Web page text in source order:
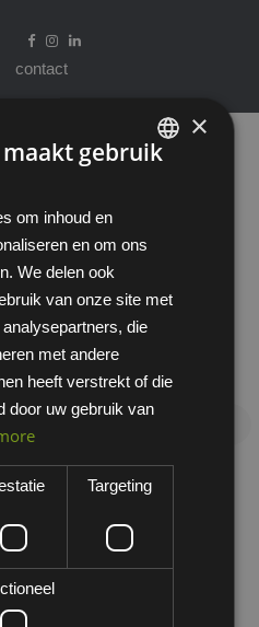
contact
Werkbroeken
gedefinieerd
×
maakt gebruik
om inhoud en
en om ons
We delen ook
van onze site met
die
met andere
heeft verstrekt of die
door uw gebruik van
Targeting